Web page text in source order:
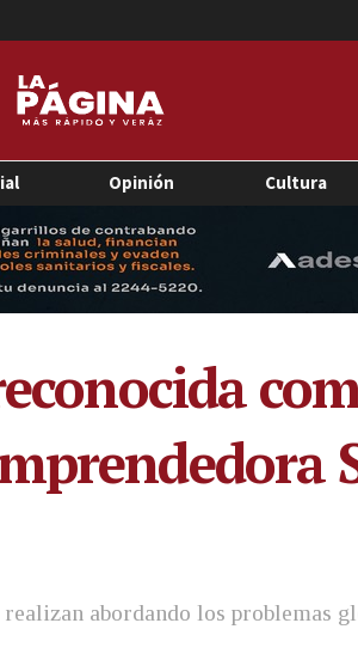
Opinión Cultura
abordando los problemas